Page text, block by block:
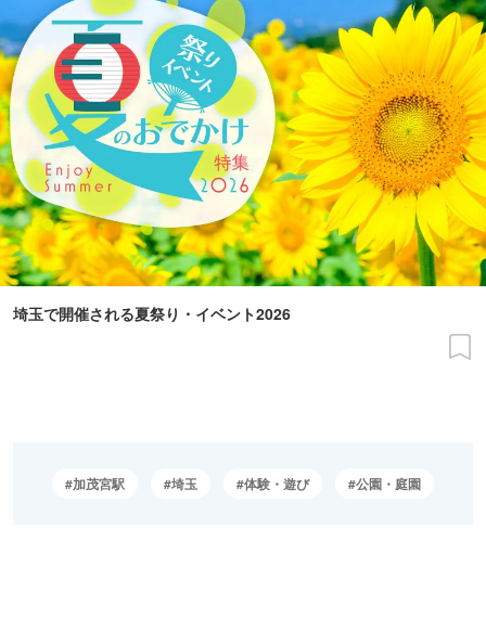
埼玉で開催される夏祭り・イベント2026
加茂宮駅 埼玉 体験・遊び 公園・庭園